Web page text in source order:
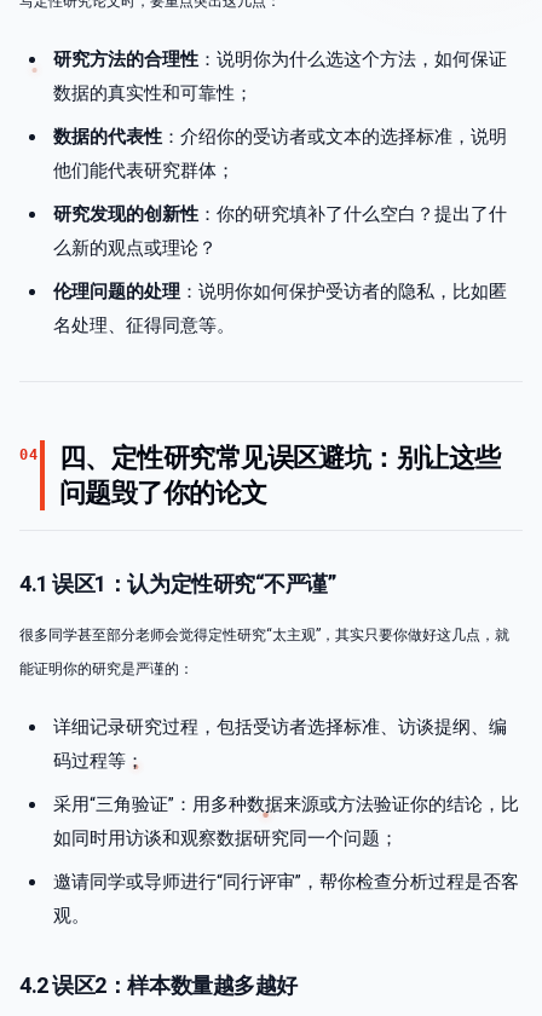
研究方法的合理性 ：说明你为什么选这个方法，如何保证
数据的真实性和可靠性；
数据的代表性 ：介绍你的受访者或文本的选择标准，说明
他们能代表研究群体；
研究发现的创新性 ：你的研究填补了什么空白？提出了什
么新的观点或理论？
伦理问题的处理 ：说明你如何保护受访者的隐私，比如匿
名处理、征得同意等。
04
四、定性研究常见误区避坑：别让这些
问题毁了你的论文
4.1 误区1：认为定性研究“不严谨”
很多同学甚至部分老师会觉得定性研究“太主观”，其实只要你做好这几点，就
能证明你的研究是严谨的：
详细记录研究过程，包括受访者选择标准、访谈提纲、编
码过程等；
采用“三角验证”：用多种数据来源或方法验证你的结论，比
如同时用访谈和观察数据研究同一个问题；
邀请同学或导师进行“同行评审”，帮你检查分析过程是否客
观。
4.2 误区2：样本数量越多越好